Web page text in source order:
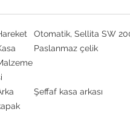
Otomatik, Sellita SW
Paslanmaz çelik
Şeffaf kasa arkası